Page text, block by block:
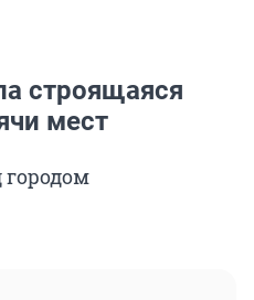
строящаяся
мест